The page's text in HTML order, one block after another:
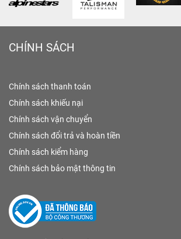
CHÍNH SÁCH
Chính sách thanh toán
Chính sách khiếu nại
Chính sách vận chuyển
Chính sách đổi trả và hoàn tiền
Chính sách kiểm hàng
Chính sách bảo mật thông tin